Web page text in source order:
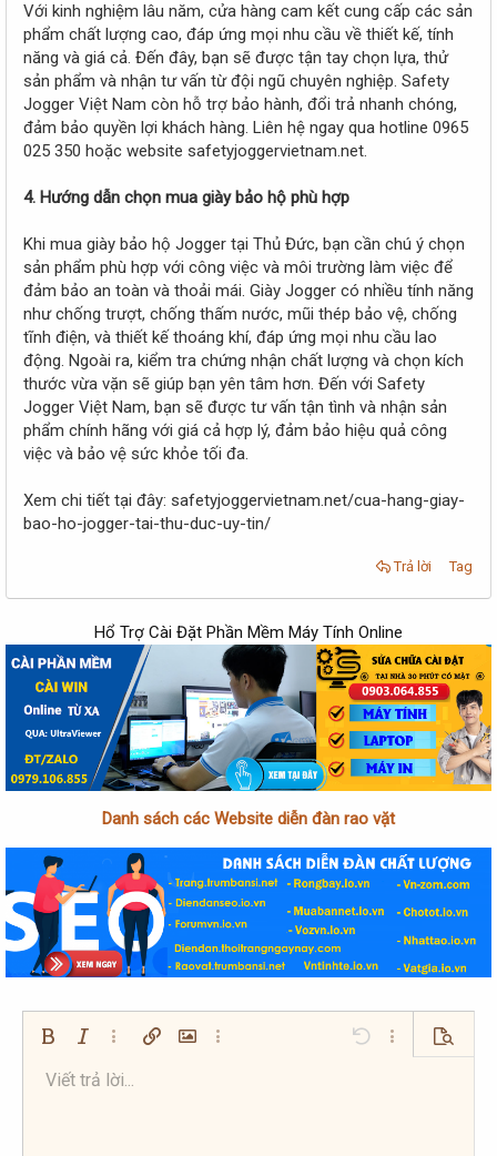
Với kinh nghiệm lâu năm, cửa hàng cam kết cung cấp các sản
phẩm chất lượng cao, đáp ứng mọi nhu cầu về thiết kế, tính
năng và giá cả. Đến đây, bạn sẽ được tận tay chọn lựa, thử
sản phẩm và nhận tư vấn từ đội ngũ chuyên nghiệp. Safety
Jogger Việt Nam còn hỗ trợ bảo hành, đổi trả nhanh chóng,
đảm bảo quyền lợi khách hàng. Liên hệ ngay qua hotline 0965
025 350 hoặc website safetyjoggervietnam.net.
4. Hướng dẫn chọn mua giày bảo hộ phù hợp
Khi mua giày bảo hộ Jogger tại Thủ Đức, bạn cần chú ý chọn
sản phẩm phù hợp với công việc và môi trường làm việc để
đảm bảo an toàn và thoải mái. Giày Jogger có nhiều tính năng
như chống trượt, chống thấm nước, mũi thép bảo vệ, chống
tĩnh điện, và thiết kế thoáng khí, đáp ứng mọi nhu cầu lao
động. Ngoài ra, kiểm tra chứng nhận chất lượng và chọn kích
thước vừa vặn sẽ giúp bạn yên tâm hơn. Đến với Safety
Jogger Việt Nam, bạn sẽ được tư vấn tận tình và nhận sản
phẩm chính hãng với giá cả hợp lý, đảm bảo hiệu quả công
việc và bảo vệ sức khỏe tối đa.
Xem chi tiết tại đây: safetyjoggervietnam.net/cua-hang-giay-
bao-ho-jogger-tai-thu-duc-uy-tin/
Trả lời Tag
Hổ Trợ Cài Đặt Phần Mềm Máy Tính Online
Danh sách các Website diễn đàn rao vặt
Bold In nghiêngThêm tùy chọn…
Chèn liên kết
Chèn hình ảnh
Thêm tùy chọn… Undo Thêm tùy chọn…
Xem
Kích thước
9
Màu chữPhông chữ
Mặt cườiTrích dẫn
Media
RedoToggle BB code
Xóa định dạng
Viết trả lời...